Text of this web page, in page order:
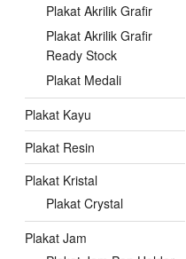
Plakat Akrilik Grafir
Plakat Akrilik Grafir
Ready Stock
Plakat Medali
Plakat Kayu
Plakat Resin
Plakat Kristal
Plakat Crystal
Plakat Jam